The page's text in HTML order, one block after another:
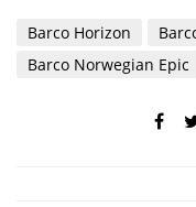
Barco Horizon
Barco Norwegian Epic